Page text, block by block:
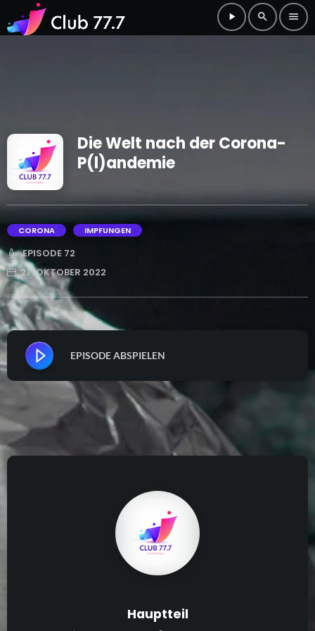
play_arrow search menu
Die Welt nach der Corona-
P(l)andemie
CORONA IMPFUNGEN
EPISODE 72
27. OKTOBER 2022
EPISODE ABSPIELEN
Hauptteil